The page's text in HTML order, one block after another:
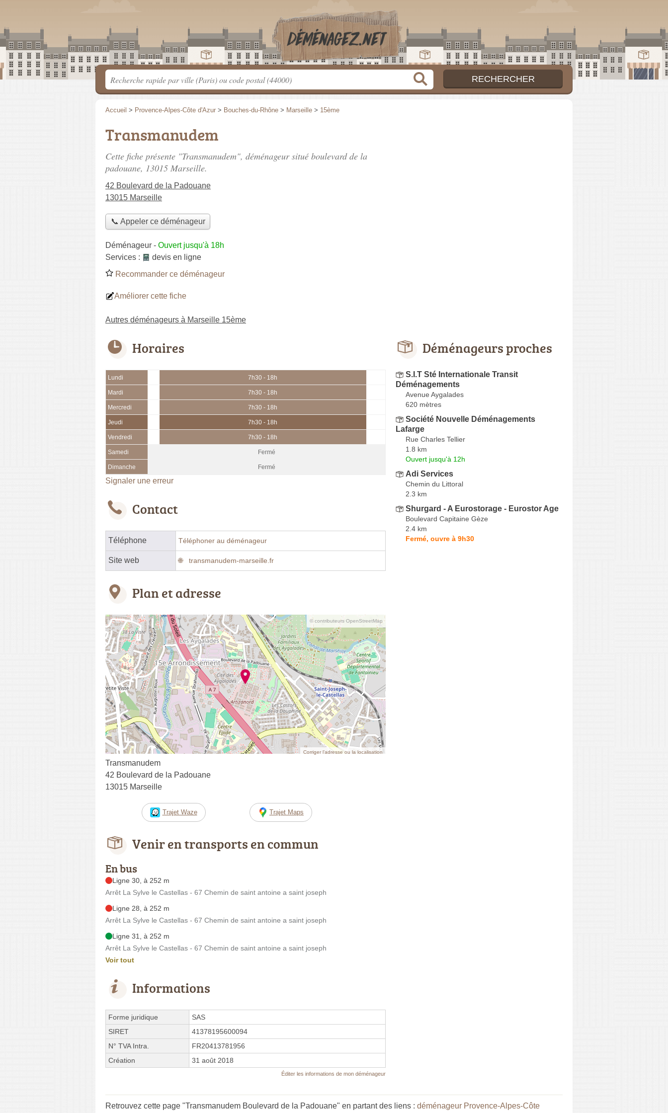
Accueil > Provence-Alpes-Côte d'Azur > Bouches-du-Rhône > Marseille > 15ème
Transmanudem
Cette fiche présente "Transmanudem", déménageur situé boulevard de la
padouane, 13015 Marseille.
42 Boulevard de la Padouane
13015 Marseille
📞 Appeler ce déménageur
Déménageur - Ouvert jusqu'à 18h
Services :
devis en ligne
Recommander ce déménageur
Améliorer cette fiche
Autres déménageurs à Marseille 15ème
Horaires
Lundi 7h30 - 18h
Mardi 7h30 - 18h
Mercredi 7h30 - 18h
Jeudi 7h30 - 18h
Vendredi 7h30 - 18h
Samedi Fermé
Dimanche Fermé
Signaler une erreur
Contact
Téléphone Téléphoner au déménageur
Site web transmanudem-marseille.fr
Plan et adresse
© contributeurs OpenStreetMap
Corriger l’adresse ou la localisation
Transmanudem
42 Boulevard de la Padouane
13015 Marseille
Trajet Waze Trajet Maps
Venir en transports en commun
En bus
Ligne 30, à 252 m
Arrêt La Sylve le Castellas - 67 Chemin de saint antoine a saint joseph
Ligne 28, à 252 m
Arrêt La Sylve le Castellas - 67 Chemin de saint antoine a saint joseph
Ligne 31, à 252 m
Arrêt La Sylve le Castellas - 67 Chemin de saint antoine a saint joseph
Voir tout
Informations
Forme juridique
SAS
SIRET
41378195600094
N° TVA Intra.
FR20413781956
Création
31 août 2018
Éditer les informations de mon déménageur
Déménageurs proches
S.I.T Sté Internationale Transit
Déménagements
Avenue Aygalades
620 mètres
Société Nouvelle Déménagements
Lafarge
Rue Charles Tellier
1.8 km
Ouvert jusqu'à 12h
Adi Services
Chemin du Littoral
2.3 km
Shurgard - A Eurostorage - Eurostor Age
Boulevard Capitaine Gèze
2.4 km
Fermé, ouvre à 9h30
Retrouvez cette page "Transmanudem Boulevard de la Padouane" en partant des liens : déménageur Provence-Alpes-Côte